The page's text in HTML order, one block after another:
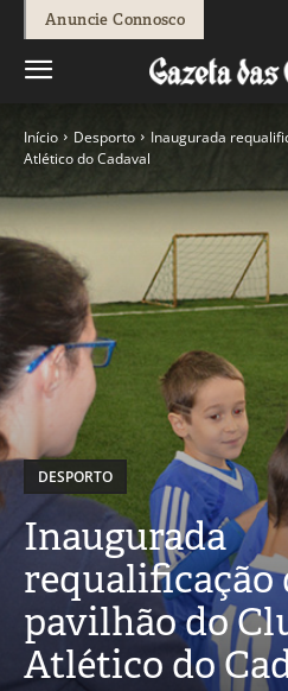
Anuncie Connosco
Início Desporto
Inaugurada
Atlético do Cadaval
DESPORTO
Inaugurada
requalificação
pavilhão do
Atlético do